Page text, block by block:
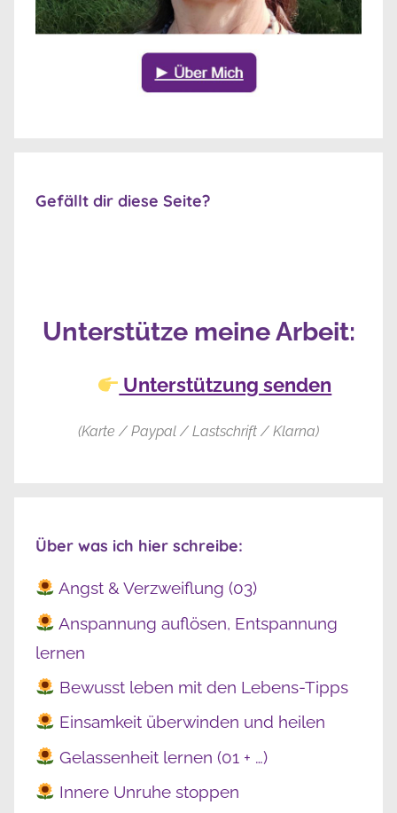
Gefällt dir diese Seite?
Unterstütze meine Arbeit:
Unterstützung senden
(Karte / Paypal / Lastschrift / Klarna)
Über was ich hier schreibe:
Angst & Verzweiflung (03)
Anspannung auflösen, Entspannung
lernen
Bewusst leben mit den Lebens-Tipps
Einsamkeit überwinden und heilen
Gelassenheit lernen (01 + …)
Innere Unruhe stoppen